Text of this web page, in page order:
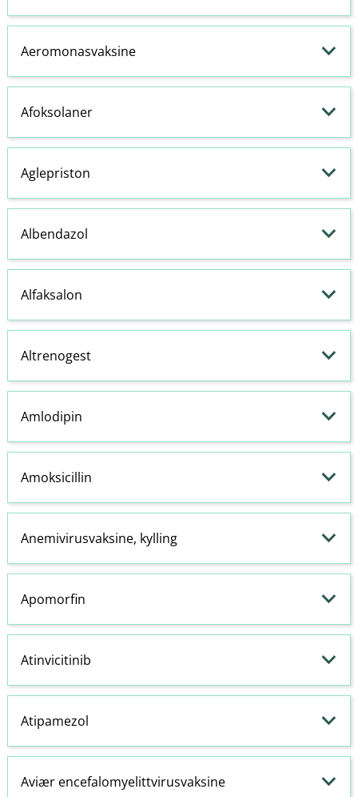
Aeromonasvaksine
Afoksolaner
Aglepriston
Albendazol
Alfaksalon
Altrenogest
Amlodipin
Amoksicillin
Anemivirusvaksine, kylling
Apomorfin
Atinvicitinib
Atipamezol
Aviær encefalomyelittvirusvaksine